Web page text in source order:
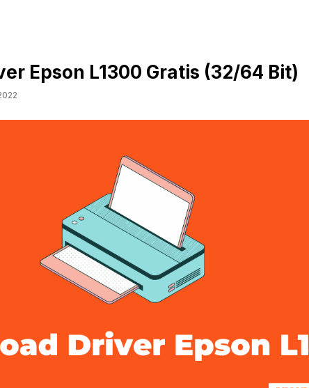
Epson L1300 Gratis (32/64 Bit)